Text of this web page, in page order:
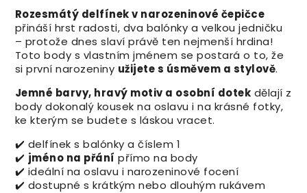
Rozesmátý delfínek v narozeninové čepičce
přináší hrst radosti, dva balónky a velkou jedničku
– protože dnes slaví právě ten nejmenší hrdina!
Toto body s vlastním jménem se postará o to, že
si první narozeniny užijete s úsměvem a stylově.
Jemné barvy, hravý motiv a osobní dotek dělají z
body dokonalý kousek na oslavu i na krásné fotky,
ke kterým se budete s láskou vracet.
✔️ delfínek s balónky a číslem 1
✔️ jméno na přání přímo na body
✔️ ideální na oslavu i narozeninové focení
✔️ dostupné s krátkým nebo dlouhým rukávem